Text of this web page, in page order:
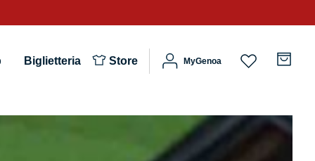
Biglietteria Store MyGenoa